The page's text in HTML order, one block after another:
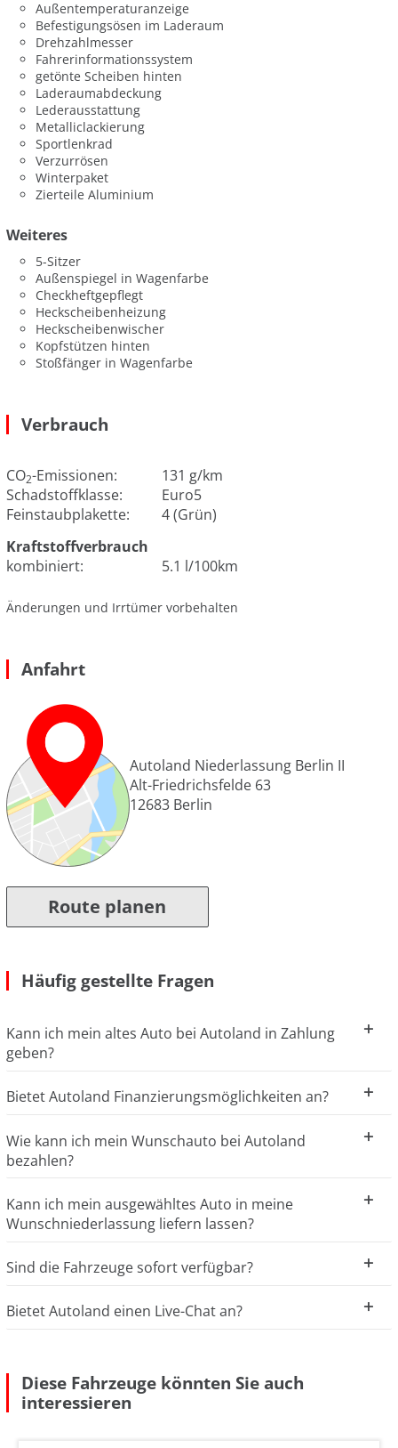
Außentemperaturanzeige
Befestigungsösen im Laderaum
Drehzahlmesser
Fahrerinformationssystem
getönte Scheiben hinten
Laderaumabdeckung
Lederausstattung
Metalliclackierung
Sportlenkrad
Verzurrösen
Winterpaket
Zierteile Aluminium
Weiteres
5-Sitzer
Außenspiegel in Wagenfarbe
Checkheftgepflegt
Heckscheibenheizung
Heckscheibenwischer
Kopfstützen hinten
Stoßfänger in Wagenfarbe
Verbrauch
CO2-Emissionen:
131 g/km
Schadstoffklasse:
Euro5
Feinstaubplakette:
4 (Grün)
Kraftstoffverbrauch
kombiniert:
5.1 l/100km
Änderungen und Irrtümer vorbehalten
Anfahrt
Autoland Niederlassung Berlin II
Alt-Friedrichsfelde 63
12683 Berlin
Route planen
Häufig gestellte Fragen
Kann ich mein altes Auto bei Autoland in Zahlung
geben?
Bietet Autoland Finanzierungsmöglichkeiten an?
Wie kann ich mein Wunschauto bei Autoland
bezahlen?
Kann ich mein ausgewähltes Auto in meine
Wunschniederlassung liefern lassen?
Sind die Fahrzeuge sofort verfügbar?
Bietet Autoland einen Live-Chat an?
Diese Fahrzeuge könnten Sie auch
interessieren